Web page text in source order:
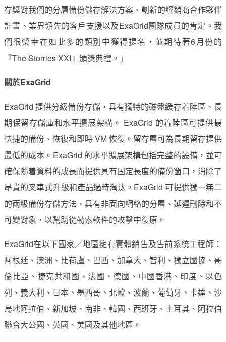
存獎對我們的分層備份儲存解決方案、創新的經銷商合作夥伴
計畫、業界領先的客戶支援以及ExaGrid團隊成員的肯定。我
們很榮幸在如此多的類別中獲得提名，並期待著6月份的
『The Storries XXI』頒獎典禮。」
關於ExaGrid
ExaGrid 提供分級備份存儲，具有獨特的磁盤緩存着陸區、長
期保留存儲庫和水平擴展架構。 ExaGrid 的着陸區可提供最
快捷的備份、恢復和即時 VM 恢復。留存層可為長期留存提供
最低的成本。ExaGrid 的水平擴展架構包括完整的設備，並可
確保隨着資料的成長而提供具有固定長度的備份窗口，消除了
昂貴的叉車式升級和產品過時淘汰。ExaGrid 可提供獨一無二
的兩級備份存儲方法，具有非面向網絡的分層、延遲刪除和不
可變對象，以幫助從勒索軟件的攻擊中復原。
ExaGrid在以下國家／地區擁有實體銷售及售前系統工程師：
阿根廷、澳洲、比荷盧、巴西、加拿大、智利、獨立國協、哥
倫比亞、捷克共和國、法國、德國、中國香港、印度、以色
列、義大利、日本、墨西哥、北歐、波蘭、葡萄牙、卡達、沙
烏地阿拉伯、新加坡、南非、韓國、西班牙、土耳其、阿拉伯
聯合大公國、英國、美國及其他地區。